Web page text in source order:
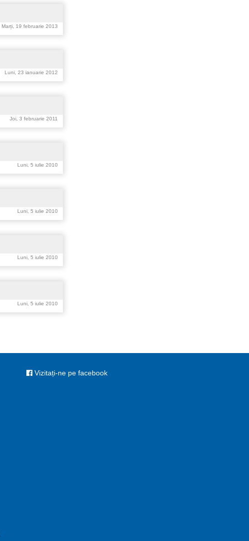
Marți, 19 februarie 2013
Luni, 23 ianuarie 2012
Joi, 3 februarie 2011
Luni, 5 iulie 2010
Luni, 5 iulie 2010
Luni, 5 iulie 2010
Luni, 5 iulie 2010
Vizitați-ne pe facebook